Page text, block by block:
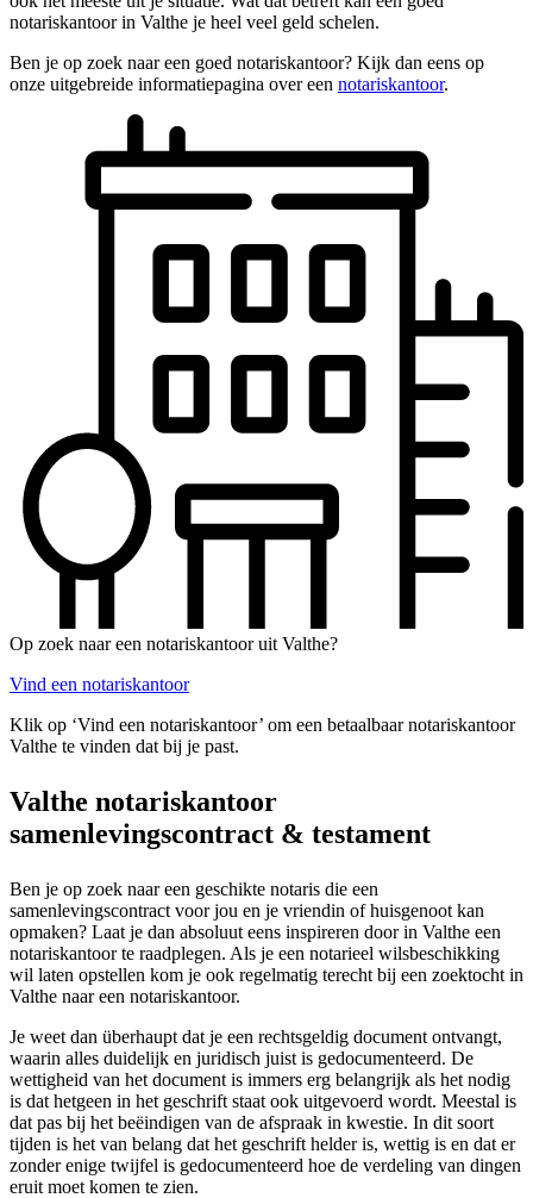
notariskantoor in Valthe je heel veel geld schelen.
Ben je op zoek naar een goed notariskantoor? Kijk dan eens op
onze uitgebreide informatiepagina over een notariskantoor.
Op zoek naar een notariskantoor uit Valthe?
Vind een notariskantoor
Klik op ‘Vind een notariskantoor’ om een betaalbaar notariskantoor
Valthe te vinden dat bij je past.
Valthe notariskantoor
samenlevingscontract & testament
Ben je op zoek naar een geschikte notaris die een
samenlevingscontract voor jou en je vriendin of huisgenoot kan
opmaken? Laat je dan absoluut eens inspireren door in Valthe een
notariskantoor te raadplegen. Als je een notarieel wilsbeschikking
wil laten opstellen kom je ook regelmatig terecht bij een zoektocht in
Valthe naar een notariskantoor.
Je weet dan überhaupt dat je een rechtsgeldig document ontvangt,
waarin alles duidelijk en juridisch juist is gedocumenteerd. De
wettigheid van het document is immers erg belangrijk als het nodig
is dat hetgeen in het geschrift staat ook uitgevoerd wordt. Meestal is
dat pas bij het beëindigen van de afspraak in kwestie. In dit soort
tijden is het van belang dat het geschrift helder is, wettig is en dat er
zonder enige twijfel is gedocumenteerd hoe de verdeling van dingen
eruit moet komen te zien.